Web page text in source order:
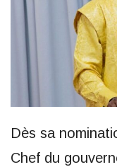
Dès sa
Chef du